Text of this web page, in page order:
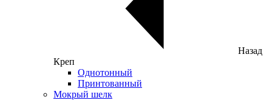
Назад
Креп
Однотонный
Принтованный
Мокрый шелк